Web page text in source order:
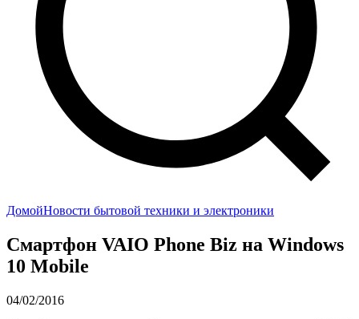
ДомойНовости бытовой техники и электроники
Смартфон VAIO Phone Biz на Windows
10 Mobile
04/02/2016